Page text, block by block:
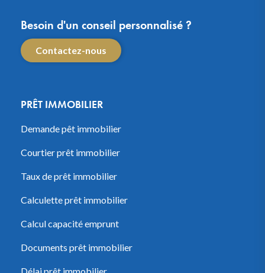
Besoin d'un conseil personnalisé ?
Contactez-nous
PRÊT IMMOBILIER
Demande pêt immobilier
Courtier prêt immobilier
Taux de prêt immobilier
Calculette prêt immobilier
Calcul capacité emprunt
Documents prêt immobilier